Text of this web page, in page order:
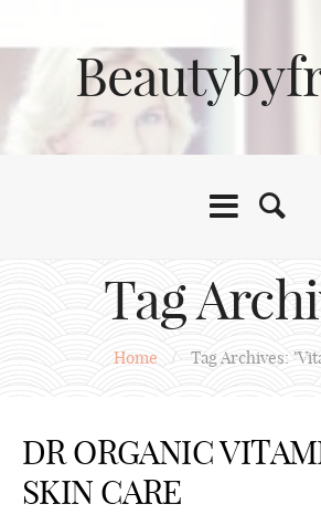
Tag
Home / Tag Archives:
DR ORGANIC
SKIN CARE